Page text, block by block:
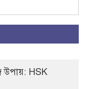
উপায়: HSK